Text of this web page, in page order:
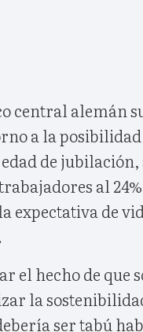
central alemán
a la
edad de
al
expectativa de
el hecho de que
la
ser tabú